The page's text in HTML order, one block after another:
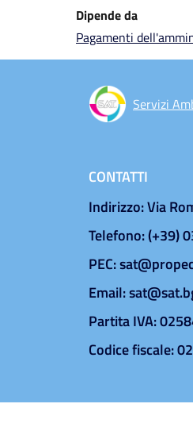
Dipende da
Pagamenti
Servizi
CONTATTI
Indirizzo: Via
Telefono: (+39)
PEC:
Email:
Partita IVA:
Codice fiscale: